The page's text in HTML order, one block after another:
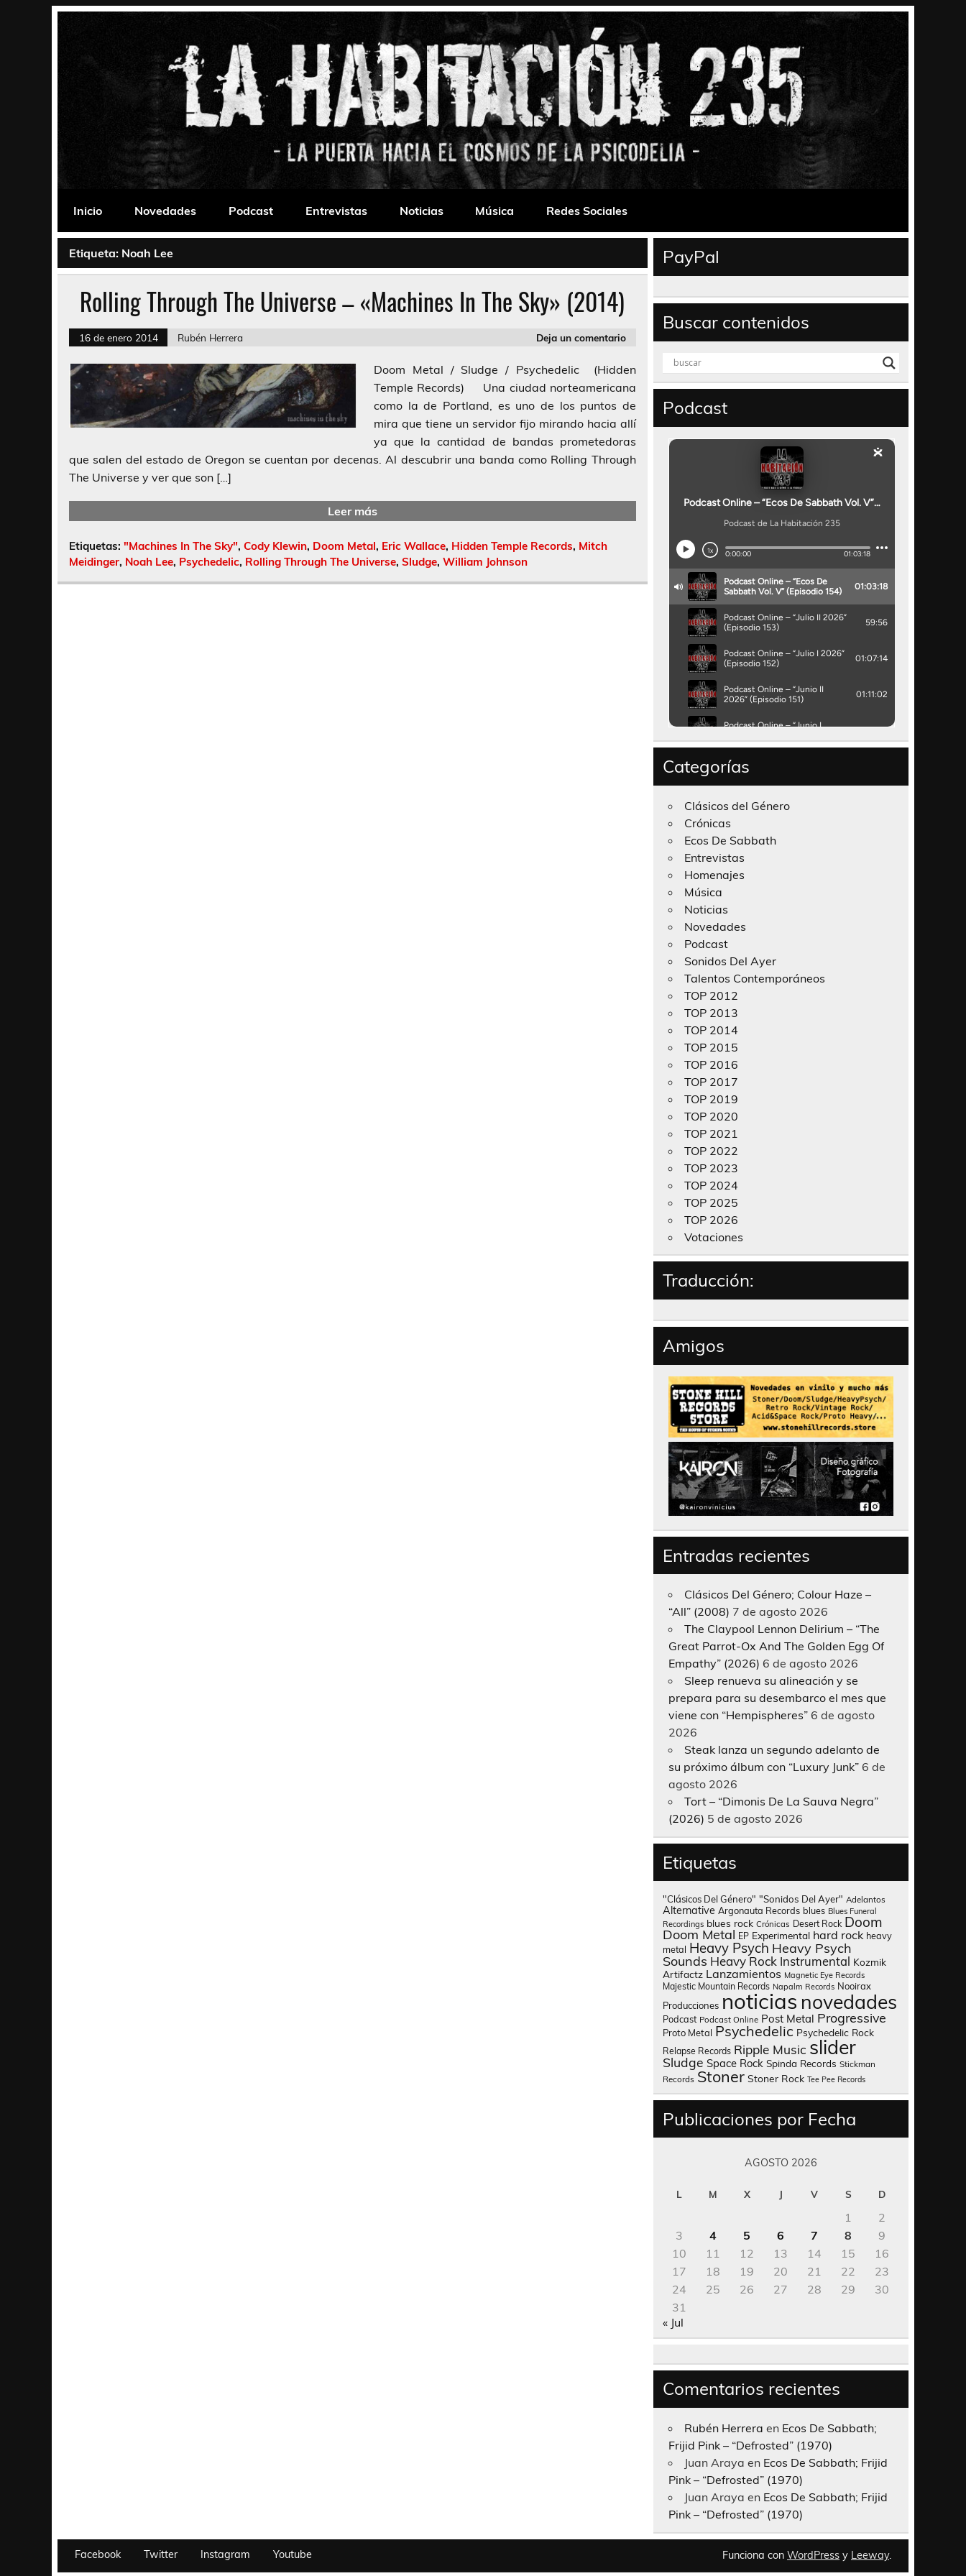
La Habitación 235
Inicio
Novedades Podcast Entrevistas Noticias Música Redes Sociales
Etiqueta: Noah Lee
Rolling Through The Universe – «Machines In The Sky» (2014)
16 de enero 2014 Rubén Herrera Deja un comentario
Doom Metal / Sludge / Psychedelic (Hidden
Temple Records) Una ciudad norteamericana
como la de Portland, es uno de los puntos de
mira que tiene un servidor fijo mirando hacia allí
ya que la cantidad de bandas prometedoras
que salen del estado de Oregon se cuentan por decenas. Al descubrir una banda como Rolling Through
The Universe y ver que son […]
Leer más
Etiquetas: "Machines In The Sky", Cody Klewin, Doom Metal, Eric Wallace, Hidden Temple Records, Mitch
Meidinger, Noah Lee, Psychedelic, Rolling Through The Universe, Sludge, William Johnson
PayPal
Buscar contenidos
Podcast
Categorías
Clásicos del Género
Crónicas
Ecos De Sabbath
Entrevistas
Homenajes
Música
Noticias
Novedades
Podcast
Sonidos Del Ayer
Talentos Contemporáneos
TOP 2012
TOP 2013
TOP 2014
TOP 2015
TOP 2016
TOP 2017
TOP 2019
TOP 2020
TOP 2021
TOP 2022
TOP 2023
TOP 2024
TOP 2025
TOP 2026
Votaciones
Traducción:
Amigos
Entradas recientes
Clásicos Del Género; Colour Haze –
“All” (2008) 7 de agosto 2026
The Claypool Lennon Delirium – “The
Great Parrot-Ox And The Golden Egg Of
Empathy” (2026) 6 de agosto 2026
Sleep renueva su alineación y se
prepara para su desembarco el mes que
viene con “Hempispheres” 6 de agosto
2026
Steak lanza un segundo adelanto de
su próximo álbum con “Luxury Junk” 6 de
agosto 2026
Tort – “Dimonis De La Sauva Negra”
(2026) 5 de agosto 2026
Etiquetas
"Clásicos Del Género" "Sonidos Del Ayer" Adelantos
Alternative Argonauta Records blues Blues Funeral
Recordings blues rock Crónicas Desert Rock Doom
Doom Metal EP Experimental hard rock heavy
metal Heavy Psych Heavy Psych
Sounds Heavy Rock Instrumental Kozmik
Artifactz Lanzamientos Magnetic Eye Records
Majestic Mountain Records Napalm Records Nooirax
Producciones noticias novedades
Podcast Podcast Online Post Metal Progressive
Proto Metal Psychedelic Psychedelic Rock
Relapse Records Ripple Music slider
Sludge Space Rock Spinda Records Stickman
Records Stoner Stoner Rock Tee Pee Records
Publicaciones por Fecha
AGOSTO 2026
L M X J V S D
1
2
3
4 5 6 7 8
9
10
11 12 13 14 15
16
17
18 19 20 21 22
23
24
25 26 27 28 29
30
31
« Jul
Comentarios recientes
Rubén Herrera en Ecos De Sabbath;
Frijid Pink – “Defrosted” (1970)
Juan Araya en Ecos De Sabbath; Frijid
Pink – “Defrosted” (1970)
Juan Araya en Ecos De Sabbath; Frijid
Pink – “Defrosted” (1970)
Facebook Twitter Instagram Youtube Funciona con WordPress y Leeway.